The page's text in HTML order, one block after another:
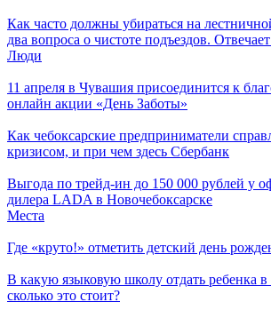
Как часто должны убираться на
два вопроса о чистоте подъездов.
Люди
11 апреля в Чувашия присоединится к
онлайн акции «День Заботы»
Как чебоксарские предприниматели
кризисом, и при чем здесь Сбербанк
Выгода по трейд-ин до 150 000 рублей у
дилера LADA в Новочебоксарске
Места
Где «круто!» отметить детский день
В какую языковую школу отдать ребенка в
сколько это стоит?